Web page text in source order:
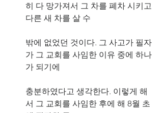
히 다 망가져서 그 차를 폐차 시키고
다른 새 차를 살 수
밖에 없었던 것이다. 그 사고가 필자
가 그 교회를 사임한 이유 중에 하나
가 되기에
충분하였다고 생각한다. 이렇게 해
서 그 교회를 사임한 후에 해 8월 초